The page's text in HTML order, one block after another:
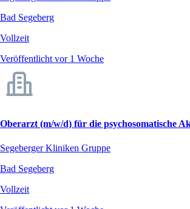
Bad Segeberg
Vollzeit
Veröffentlicht vor 1 Woche
Oberarzt (m/w/d) für die psychosomatische
Segeberger Kliniken Gruppe
Bad Segeberg
Vollzeit